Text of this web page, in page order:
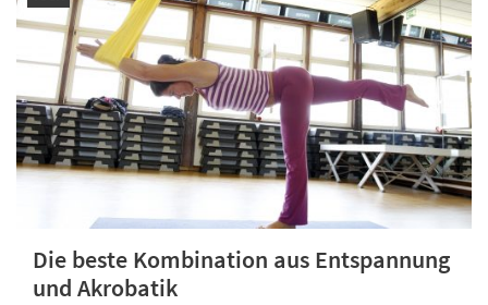
Die beste Kombination aus Entspannung
und Akrobatik